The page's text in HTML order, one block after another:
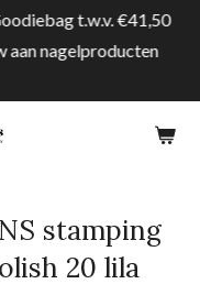
t.w.v. €41,50
aan nagelproducten
stamping
20 lila